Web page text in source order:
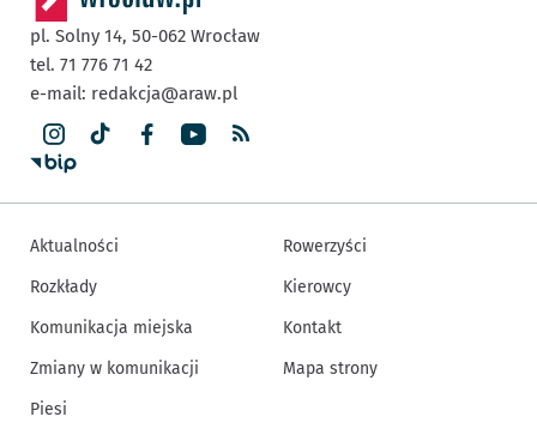
pl. Solny 14, 50-062 Wrocław
tel. 71 776 71 42
e-mail: redakcja@araw.pl
Aktualności
Rozkłady
Komunikacja miejska
Zmiany w komunikacji
Piesi
Rowerzyści
Kierowcy
Kontakt
Mapa strony